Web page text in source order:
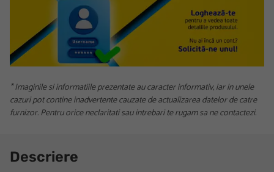
* Imaginile si informatiile prezentate au caracter informativ, iar in unele
cazuri pot contine inadvertente cauzate de actualizarea datelor de catre
furnizor. Pentru orice neclaritati sau intrebari te rugam sa ne contactezi.
Descriere